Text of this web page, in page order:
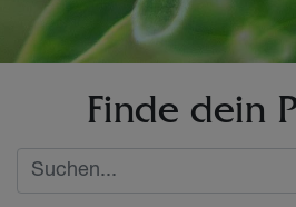
Finde dein